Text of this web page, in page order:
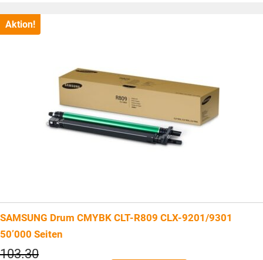
ist:
CHF136.05.
Aktion!
SAMSUNG Drum CMYBK CLT-R809 CLX-9201/9301
50’000 Seiten
103.30Ursprünglicher